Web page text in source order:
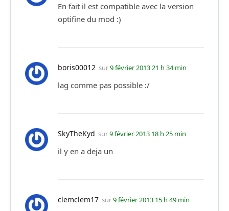
En fait il est compatible avec la version
optifine du mod :)
boris00012 sur9 février 2013 21 h 34 min
lag comme pas possible :/
SkyTheKyd sur9 février 2013 18 h 25 min
il y en a deja un
clemclem17 sur9 février 2013 15 h 49 min